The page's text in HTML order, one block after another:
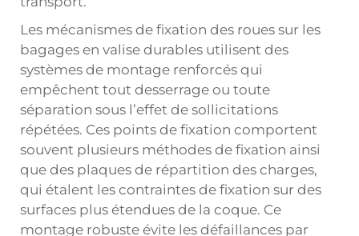
Les mécanismes de fixation des roues sur les
bagages en valise durables utilisent des
systèmes de montage renforcés qui
empêchent tout desserrage ou toute
séparation sous l’effet de sollicitations
répétées. Ces points de fixation comportent
souvent plusieurs méthodes de fixation ainsi
que des plaques de répartition des charges,
qui étalent les contraintes de fixation sur des
surfaces plus étendues de la coque. Ce
montage robuste évite les défaillances par